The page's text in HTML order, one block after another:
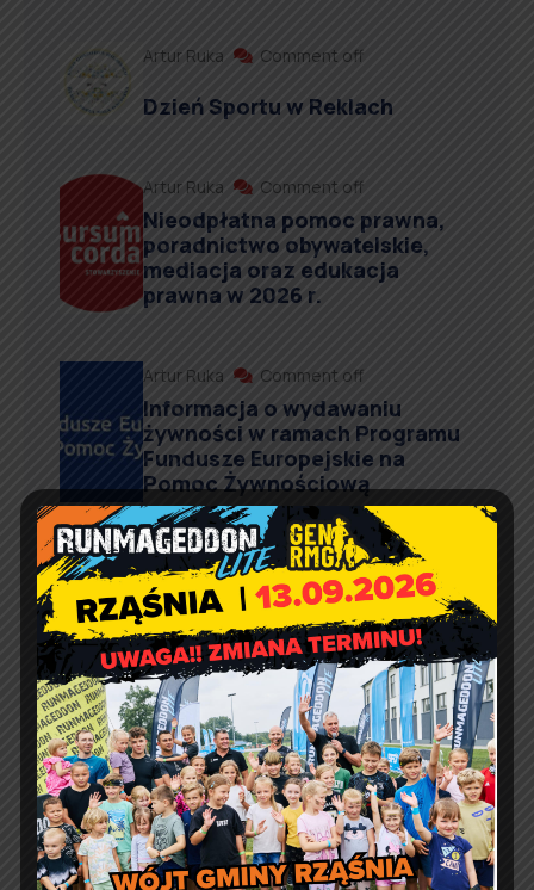
Artur Ruka Comment off
Dzień Sportu w Reklach
Artur Ruka Comment off
Nieodpłatna pomoc prawna,
poradnictwo obywatelskie,
mediacja oraz edukacja
prawna w 2026 r.
Artur Ruka Comment off
Informacja o wydawaniu
żywności w ramach Programu
Fundusze Europejskie na
Pomoc Żywnościową
Kontakt
Urząd Gminy w Rząśni
ul. 1 Maja 37
98 – 332 Rząśnia
e-doręczenia:AE:PL-57726-56911-GBSAJ-23
adres email:gmina@rzasnia.pl